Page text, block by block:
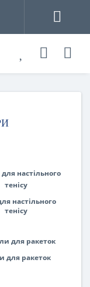
настільного
тенісу
для ракеток